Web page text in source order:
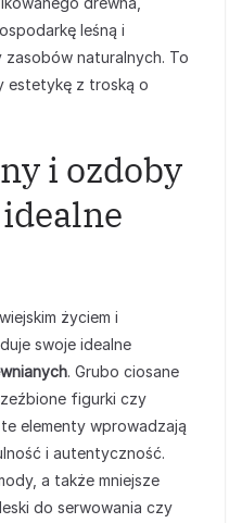
leśną i
naturalnych. To
estetykę z troską o
i ozdoby
życiem i
swoje idealne
. Grubo ciosane
figurki czy
elementy wprowadzają
i autentyczność.
a także mniejsze
do serwowania czy